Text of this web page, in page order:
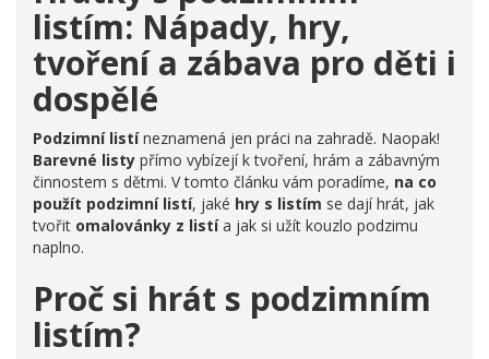
listím: Nápady, hry,
tvoření a zábava pro děti i
dospělé
Podzimní listíneznamená jen práci na zahradě. Naopak!
Barevné listy přímo vybízejí k tvoření, hrám a zábavným
činnostem s dětmi. V tomto článku vám poradíme, na co
použít podzimní listí, jaké hry s listím se dají hrát, jak
tvořit omalovánky z listía jak si užít kouzlo podzimu
naplno.
Proč si hrát s podzimním
listím?